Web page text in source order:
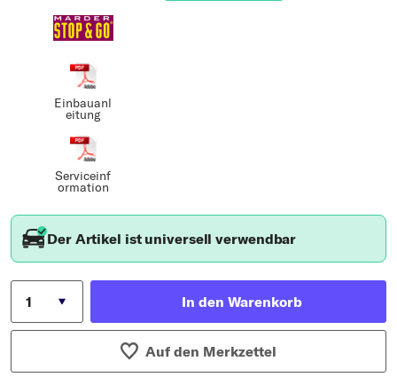
Einbauanl
eitung
Serviceinf
ormation
Der Artikel ist universell verwendbar
In den Warenkorb
Auf den Merkzettel